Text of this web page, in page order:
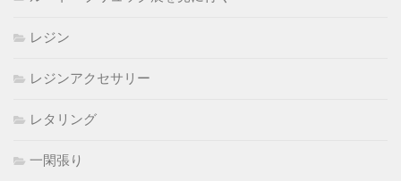
レジン
レジンアクセサリー
レタリング
一閑張り